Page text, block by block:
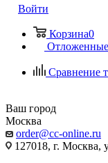
Войти
Корзина0
Отложенные
Сравнение
Ваш город
Москва
order@cc-online.ru
127018, г. Москва,